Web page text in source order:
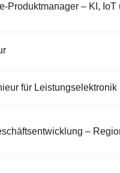
Produktmanager – KI,
für Leistungselektronik
–